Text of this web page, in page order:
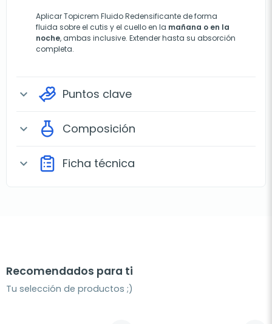
Aplicar Topicrem Fluido Redensificante de forma
fluida sobre el cutis y el cuello en la mañana o en la
noche, ambas inclusive. Extender hasta su absorción
completa.
expand_more Puntos clave
expand_more Composición
expand_more Ficha técnica
Recomendados para ti
Tu selección de productos ;)